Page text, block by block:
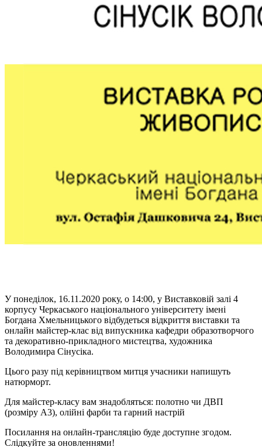
У понеділок, 16.11.2020 року, о 14:00, у Виставковій залі 4
корпусу Черкаського національного університету імені
Богдана Хмельницького відбудеться відкриття виставки та
онлайн майстер-клас від випускника кафедри образотворчого
та декоративно-прикладного мистецтва, художника
Володимира Сінусіка.
Цього разу під керівництвом митця учасники напишуть
натюрморт.
Для майстер-класу вам знадобляться: полотно чи ДВП
(розміру А3), олійні фарби та гарний настрій
Посилання на онлайн-трансляцію буде доступне згодом.
Слідкуйте за оновленнями!